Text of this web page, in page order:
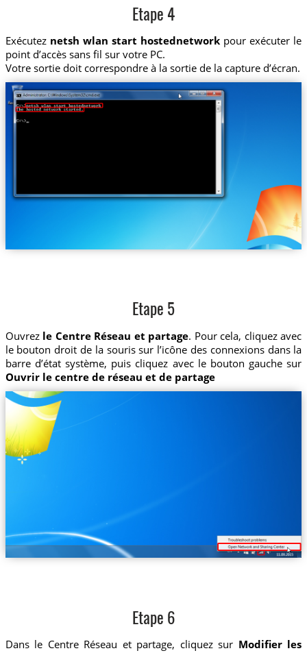
Etape 4
Exécutez netsh wlan start hostednetwork pour exécuter le
point d’accès sans fil sur votre PC.
Votre sortie doit correspondre à la sortie de la capture d’écran.
Etape 5
Ouvrez le Centre Réseau et partage. Pour cela, cliquez avec
le bouton droit de la souris sur l’icône des connexions dans la
barre d’état système, puis cliquez avec le bouton gauche sur
Ouvrir le centre de réseau et de partage
Etape 6
Dans le Centre Réseau et partage, cliquez sur Modifier les